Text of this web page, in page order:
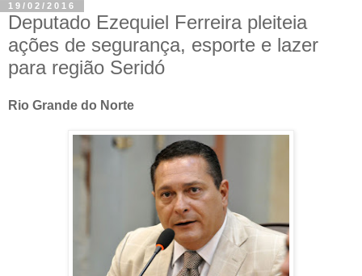
19/02/2016
Deputado Ezequiel Ferreira pleiteia
ações de segurança, esporte e lazer
para região Seridó
Rio Grande do Norte